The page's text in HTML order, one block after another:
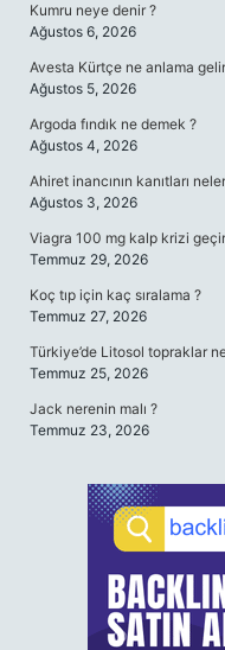
Kumru neye denir ?
Ağustos 6, 2026
Avesta Kürtçe ne anlama
Ağustos 5, 2026
Argoda fındık ne demek ?
Ağustos 4, 2026
Ahiret inancının kanıtları
Ağustos 3, 2026
Viagra 100 mg kalp krizi
Temmuz 29, 2026
Koç tıp için kaç sıralama ?
Temmuz 27, 2026
Türkiye’de Litosol topraklar
Temmuz 25, 2026
Jack nerenin malı ?
Temmuz 23, 2026